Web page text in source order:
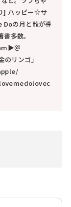
] ハッピー☆サ
Doの月と龍が導
多数。
＠
リンゴ」